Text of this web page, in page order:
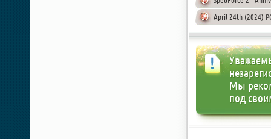
April 24th (2024)
Мы
под